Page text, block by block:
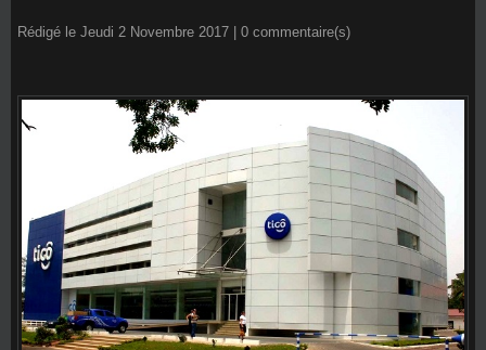
Rédigé le Jeudi 2 Novembre 2017 | 0 commentaire(s)